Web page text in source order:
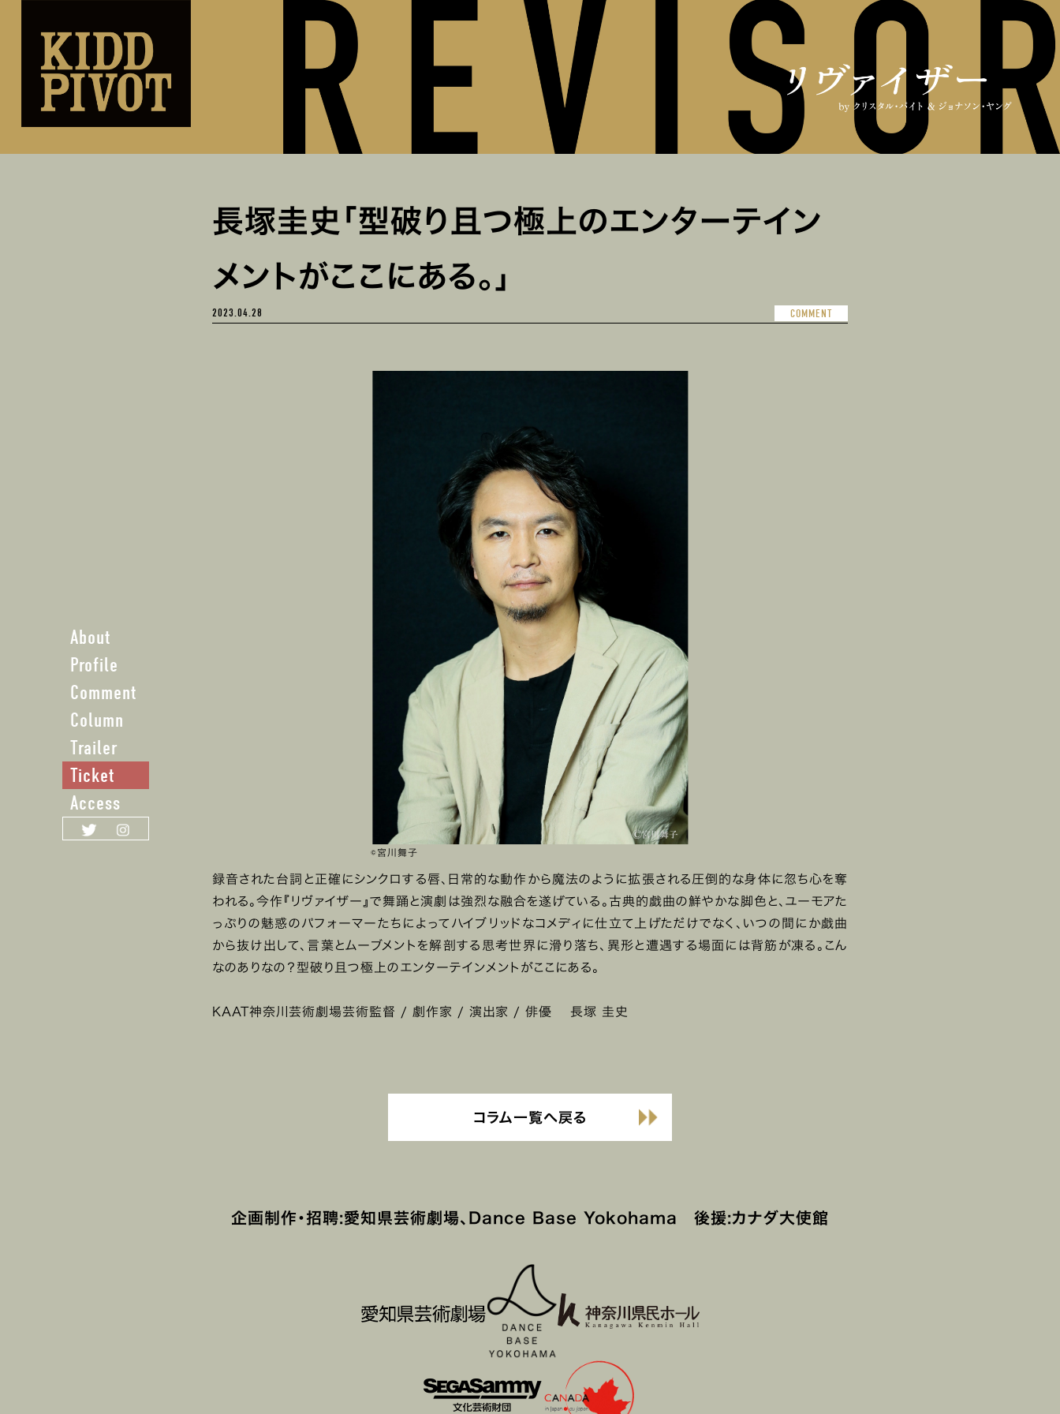
About
Profile
Comment
Column
Trailer
Ticket
Access
長塚圭史「型破り且つ極上のエンターテイン
メントがここにある。」
2023.04.28 COMMENT
©︎宮川舞子
録音された台詞と正確にシンクロする唇、日常的な動作から魔法のように拡張される圧倒的な身体に忽ち心を奪
われる。今作『リヴァイザー』で舞踊と演劇は強烈な融合を遂げている。古典的戯曲の鮮やかな脚色と、ユーモアた
っぷりの魅惑のパフォーマーたちによってハイブリッドなコメディに仕立て上げただけでなく、いつの間にか戯曲
から抜け出して、言葉とムーブメントを解剖する思考世界に滑り落ち、異形と遭遇する場面には背筋が凍る。こん
なのありなの？型破り且つ極上のエンターテインメントがここにある。
KAAT神奈川芸術劇場芸術監督 / 劇作家 / 演出家 / 俳優 長塚 圭史
コラム一覧へ戻る
企画制作・招聘:愛知県芸術劇場、Dance Base Yokohama 後援:カナダ大使館